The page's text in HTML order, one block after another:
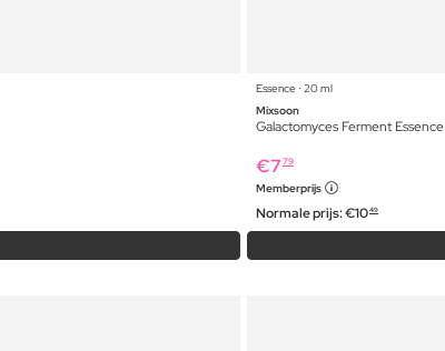
Essence ⋅ 20 ml
Mixsoon
Galactomyces Ferment Essence
€7 79
Memberprijs
Normale prijs:€1049